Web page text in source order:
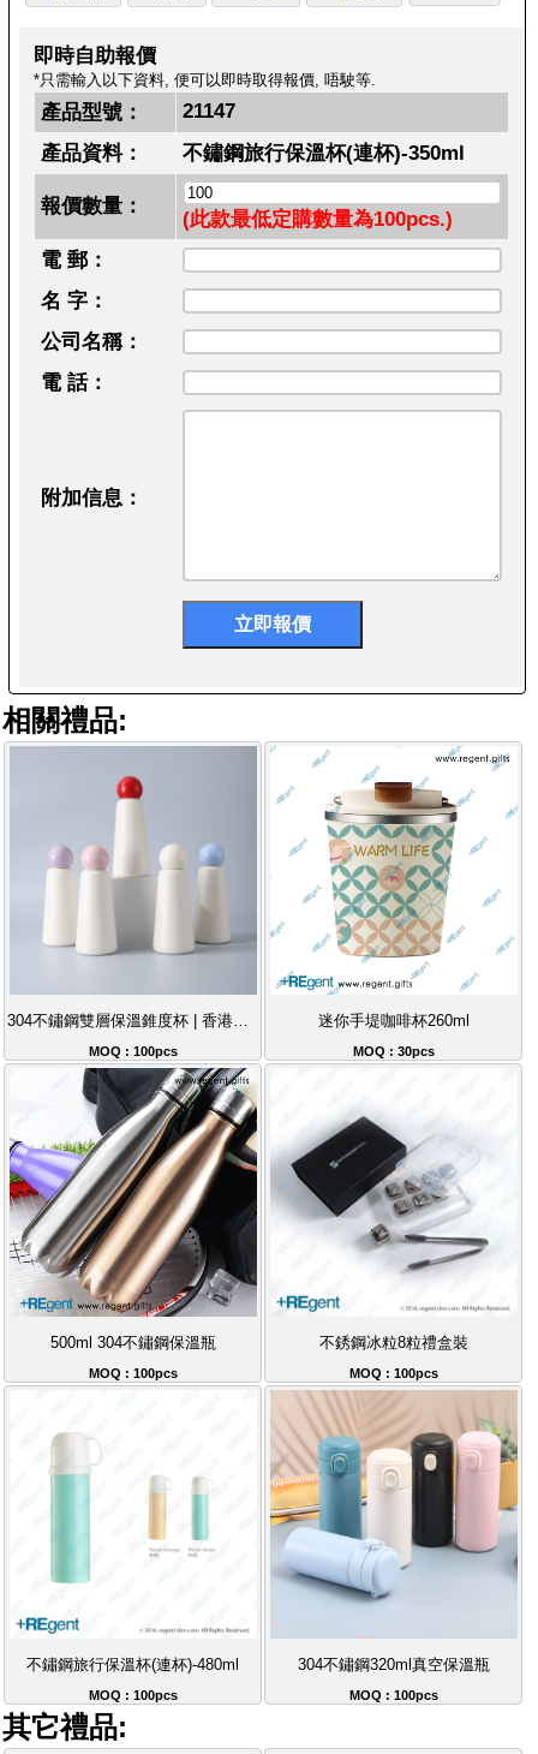
即時自助報價
*只需輸入以下資料, 便可以即時取得報價, 唔駛等.
產品型號：
21147
產品資料：
不鏽鋼旅行保溫杯(連杯)-350ml
報價數量：
(此款最低定購數量為100pcs.)
電 郵：
名 字：
公司名稱：
電 話：
附加信息：
相關禮品:
304不鏽鋼雙層保溫錐度杯 | 香港兒童水杯保溫杯首選 | 可批發客製化禮品
MOQ : 100pcs
迷你手堤咖啡杯260ml
MOQ : 30pcs
500ml 304不鏽鋼保溫瓶
MOQ : 100pcs
不銹鋼冰粒8粒禮盒裝
MOQ : 100pcs
不鏽鋼旅行保溫杯(連杯)-480ml
MOQ : 100pcs
304不鏽鋼320ml真空保溫瓶
MOQ : 100pcs
其它禮品: